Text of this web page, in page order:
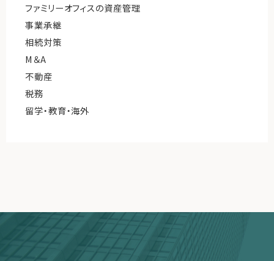
ファミリーオフィスの資産管理
事業承継
相続対策
M＆A
不動産
税務
留学・教育・海外